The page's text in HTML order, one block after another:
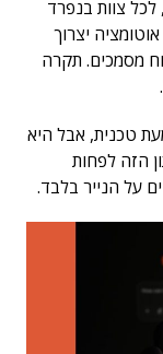
לכל צוות בנפרד
יצרוך
מסמכים. תקרה
טכנית, אבל היא
הזה לפחות
על הנייר בלבד.